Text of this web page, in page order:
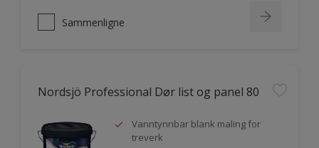
Sammenligne
Nordsjö Professional Dør list og panel 80
Vanntynnbar blank maling for
treverk